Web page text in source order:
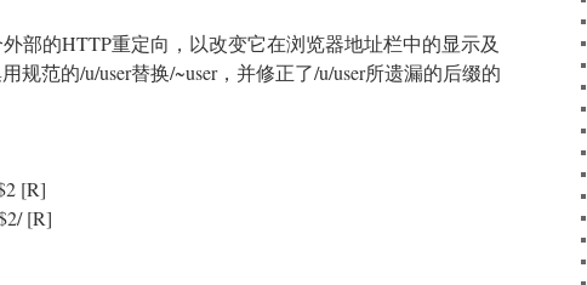
部的HTTP重定向，以改变它在浏览器地址栏中的显示及
规范的/u/user替换/~user，并修正了/u/user所遗漏的后缀的
[R]
[R]